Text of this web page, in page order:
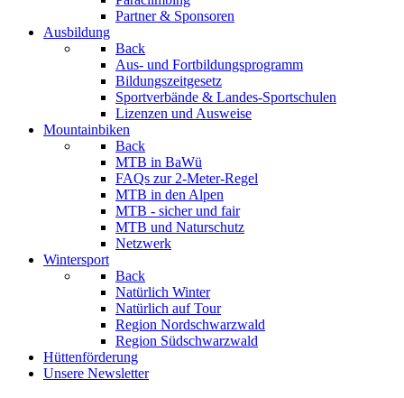
Partner & Sponsoren
Ausbildung
Back
Aus- und Fortbildungsprogramm
Bildungszeitgesetz
Sportverbände & Landes-Sportschulen
Lizenzen und Ausweise
Mountainbiken
Back
MTB in BaWü
FAQs zur 2-Meter-Regel
MTB in den Alpen
MTB - sicher und fair
MTB und Naturschutz
Netzwerk
Wintersport
Back
Natürlich Winter
Natürlich auf Tour
Region Nordschwarzwald
Region Südschwarzwald
Hüttenförderung
Unsere Newsletter